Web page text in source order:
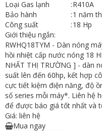
Loại Gas lạnh
:R410A
Bảo hành
:1 năm
Công suất
:18 Hp
Giới thiệu ngắn:
RWHQ18TYM - Dàn nóng
hồi nhiệt cấp nước nóng 18
NHẤT THỊ TRƯỜNG ] - dàn
suất lên đến 60hp, kết hợp
cực tiết kiệm điện năng, độ
số series mỗi máy*. Liên hệ
để được báo giá tốt nhất và
Giá: liên hệ
Mua ngay